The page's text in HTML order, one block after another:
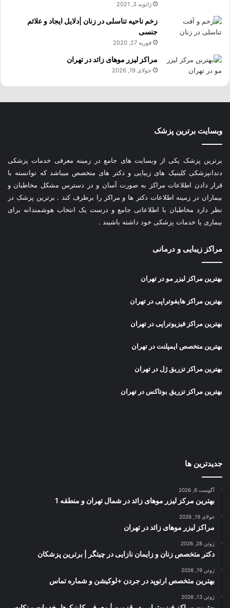
ژانویه 3, 2021
زخم ناحیه تناسلی در زنان |دلایل ایجاد و علائم
جنسی
فوریه 27, 2020
مراکز لیزر موهای زائد در تهران
جولای 19, 2026
وبسایت برترین پزشک
برترین پزشک یکی از وبسایت های جامع در زمینه معرفی خدمات پزشکی
دندانپزشکی کلینیک های زیبایی و دکتر های متخصص میباشد که توانسته با
قرار دادن اطلاعات مراکز به صورت آسان و در دسترس مشکل مخاطبان و
بیماران در زمینه اطلاعات دکتر ها و مراکز را برطرف کند . برترین پزشک در
نظر دارد مخاطبان با اطلاعاتی جامع و درست یک انتخاب هوشمندانه برای
بیماری یا خدمات پزشکی خود داشته باشیند .
مراکز زیبایی و درمانی
بهترین مراکز لیزر مو در تهران
بهترین مراکز هایفوتراپی در تهران
بهترین مراکز فیزیوتراپی در تهران
بهترین متخصص ایمپلنت در تهران
بهترین مراکز تزریق ژل در تهران
بهترین مراکز تزریق بوتاکس در تهران
جدیدترین ها
آگوست 6, 2026
بهترین مرکز لیزر موهای زائد در شمال تهران و منطقه 1
جولای 19, 2026
مراکز لیزر موهای زائد در تهران
ژوئن 28, 2026
دکتر متخصص زنان و زایمان نازایی در چیتگر | برترین پزشکان
ژوئن 19, 2026
بهترین متخصص ارتوپد در جردن +لوکیشن و شماره تماس
ژوئن 13, 2026